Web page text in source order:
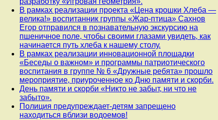
В рамках реализации проекта «Цена крошки Хлеба —
велика!» воспитанник группы «Жар-птица» Сахнов
Егор отправился в познавательную экскурсию на
пшеничное поле, чтобы своими глазами увидеть, как
начинается путь хлеба к нашему столу.
В рамках реализации инновационной площадки
«Беседы о важном» и программы патриотического
воспитания в группе № 6 «Дружные ребята» прошло
мероприятие, приуроченное ко Дню памяти и скорби.
День памяти и скорби «Никто не забыт, ни что не
забыто».
Полиция предупреждает-детям запрещено
находиться вблизи водоемов!